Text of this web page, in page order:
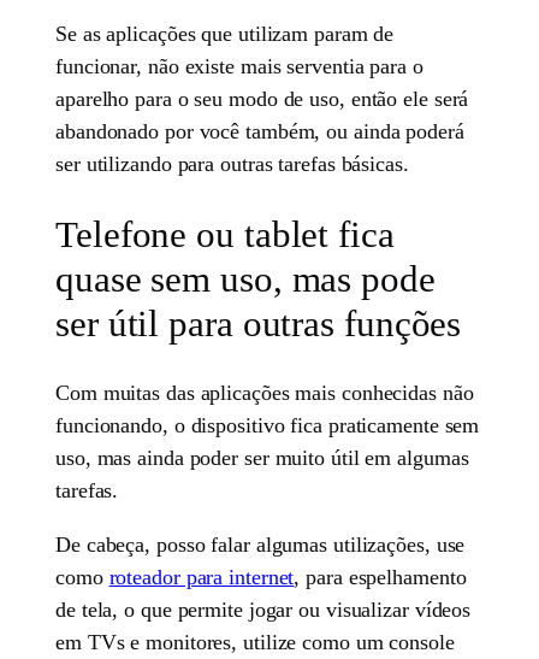
Se as aplicações que utilizam param de
funcionar, não existe mais serventia para o
aparelho para o seu modo de uso, então ele será
abandonado por você também, ou ainda poderá
ser utilizando para outras tarefas básicas.
Telefone ou tablet fica
quase sem uso, mas pode
ser útil para outras funções
Com muitas das aplicações mais conhecidas não
funcionando, o dispositivo fica praticamente sem
uso, mas ainda poder ser muito útil em algumas
tarefas.
De cabeça, posso falar algumas utilizações, use
como roteador para internet, para espelhamento
de tela, o que permite jogar ou visualizar vídeos
em TVs e monitores, utilize como um console